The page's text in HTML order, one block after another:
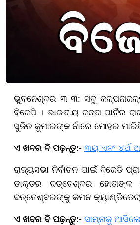
ଭୁବନେଶ୍ବର ୩।୩: ସବୁ
ବିଜେପି । ଭାରତୀୟ ଜନତା ପାର୍ଟିର
ସୁଜିତ କୁମାରଙ୍କ ନାଁରେ ମୋହର
ଏ ଖବର ବି ପଢ଼ନ୍ତୁ:- ୩ୟ ଏବଂ ୪ର୍ଥ
ରାଜ୍ୟସଭା ନିର୍ବାଚନ ପାଇଁ ବିଜେଡି
ଡାକ୍ତର ଦତ୍ତେଶ୍ବର
ଦତ୍ତେଶ୍ବରଙ୍କୁ କମନ କ୍ୟାଣ୍ଡିଡେଟ୍
ଏ ଖବର ବି ପଢ଼ନ୍ତୁ:- ସାମ୍ନାକୁ